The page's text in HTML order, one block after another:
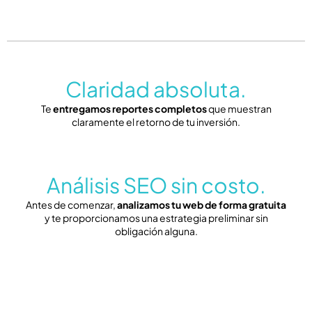
Claridad absoluta.
Teentregamos reportes completosque muestran
claramente el retorno de tu inversión.
Análisis SEO sin costo.
Antes de comenzar,analizamos tu web de forma gratuita
y te proporcionamos una estrategia preliminar sin
obligación alguna.